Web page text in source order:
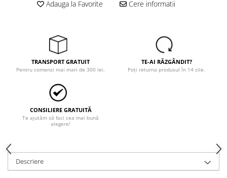
Pantaloni
Salopetă cu pieptar
Adauga la Favorite Cere informatii
TRANSPORT GRATUIT
Pentru comenzi mai mari de 300 lei.
TE-AI RĂZGÂNDIT?
Poți returna produsul în 14 zile.
CONSILIERE GRATUITĂ
Te ajutăm să faci cea mai bună
alegere!
Descriere